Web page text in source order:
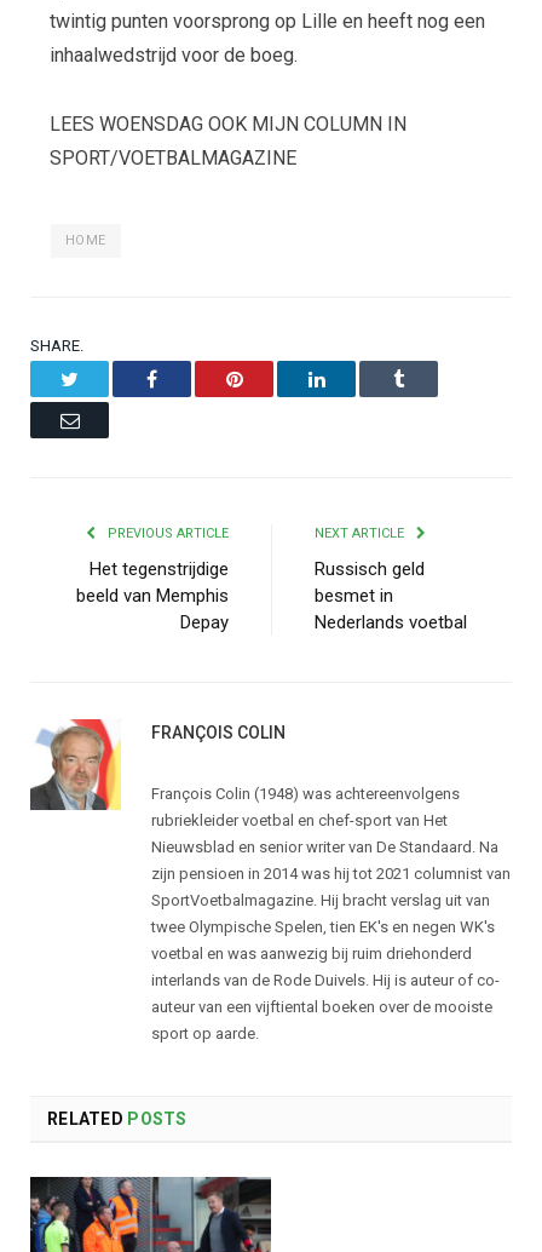
twintig punten voorsprong op Lille en heeft nog een
inhaalwedstrijd voor de boeg.
LEES WOENSDAG OOK MIJN COLUMN IN
SPORT/VOETBALMAGAZINE
HOME
SHARE.
Facebook Pinterest LinkedIn Tumblr
Email
PREVIOUS ARTICLE
Het tegenstrijdige
beeld van Memphis
Depay
NEXT ARTICLE
Russisch geld
besmet in
Nederlands voetbal
FRANÇOIS COLIN
François Colin (1948) was achtereenvolgens
rubriekleider voetbal en chef-sport van Het
Nieuwsblad en senior writer van De Standaard. Na
zijn pensioen in 2014 was hij tot 2021 columnist van
SportVoetbalmagazine. Hij bracht verslag uit van
twee Olympische Spelen, tien EK's en negen WK's
voetbal en was aanwezig bij ruim driehonderd
interlands van de Rode Duivels. Hij is auteur of co-
auteur van een vijftiental boeken over de mooiste
sport op aarde.
RELATED POSTS